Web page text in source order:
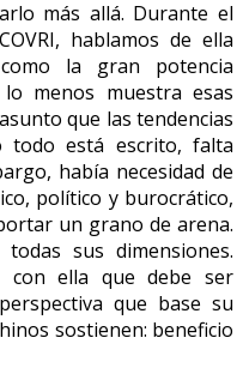
más allá. Durante el
hablamos de ella
la gran potencia
menos muestra esas
que las tendencias
todo está escrito, falta
había necesidad de
político y burocrático,
un grano de arena.
sus dimensiones.
con ella que debe ser
que base su
sostienen: beneficio